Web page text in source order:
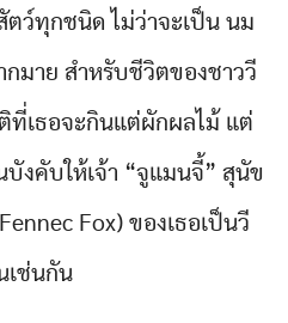
ว์ทุกชนิด ไม่ว่าจะเป็น นม
มาย สำหรับชีวิตของชาววี
ที่เธอจะกินแต่ผักผลไม้ แต่
บังคับให้เจ้า “จูแมนจี้” สุนัข
Fox) ของเธอเป็นวี
เช่นกัน